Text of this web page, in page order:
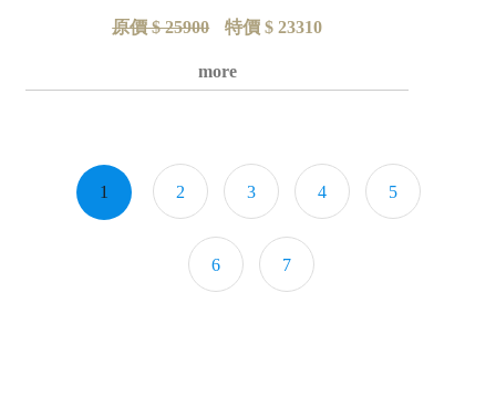
原價 $ 25900 特價 $ 23310
詳細資料
1 2 3 4 5
6 7